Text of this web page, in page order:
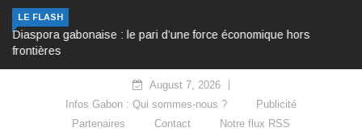
LE FLASH
Diaspora gabonaise : le pari d’une force économique hors
frontières
August 7, 2026
Infos Gabon : Qui sommes-nous ?
Publicité
Partenaires
Contact Notre flux RSS